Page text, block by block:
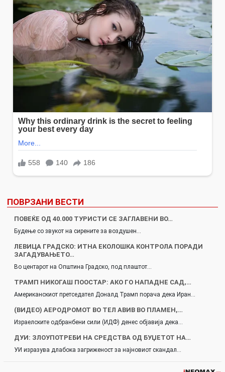
ПОВРЗАНИ ВЕСТИ
ПОВЕЌЕ ОД 40.000 ТУРИСТИ СЕ ЗАГЛАВЕНИ ВО…
Будење со звукот на сирените за воздушен…
ЛЕВИЦА ГРАДСКО: ИТНА ЕКОЛОШКА КОНТРОЛА ПОРАДИ
ЗАГАДУВАЊЕТО…
Во центарот на Општина Градско, под плаштот…
ТРАМП НИКОГАШ ПООСТАР: АКО ГО НАПАДНЕ САД,…
Американскиот претседател Доналд Трамп порача дека Иран…
(ВИДЕО) АЕРОДРОМОТ ВО ТЕЛ АВИВ ВО ПЛАМЕН,…
Израелските одбранбени сили (ИДФ) денес објавија дека…
ДУИ: ЗЛОУПОТРЕБИ НА СРЕДСТВА ОД БУЏЕТОТ НА…
УИ изразува длабока загриженост за најновиот скандал…